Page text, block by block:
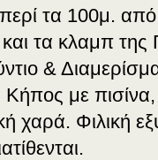
τα 100μ.
τα κλαμπ της
&
Κήπος με
χαρά. Φιλική